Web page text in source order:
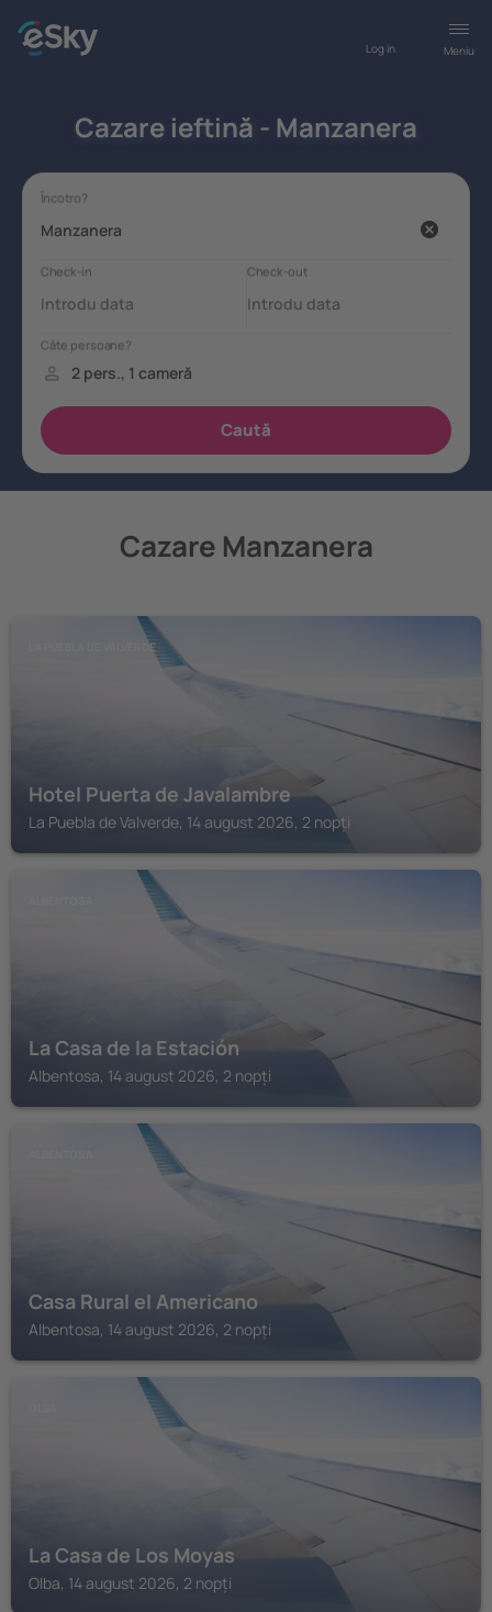
Meniu
Log in
Cazare ieftină - Manzanera
Cazare Manzanera
LA PUEBLA DE VALVERDE
Hotel Puerta de Javalambre
La Puebla de Valverde, 14 august 2026, 2 nopți
La Casa de la Estación
Albentosa, 14 august 2026, 2 nopți
Casa Rural el Americano
Albentosa, 14 august 2026, 2 nopți
La Casa de Los Moyas
Olba, 14 august 2026, 2 nopți